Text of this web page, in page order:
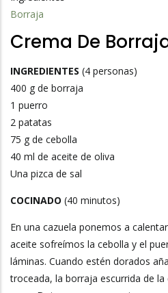
Borraja
Crema De
INGREDIENTES (4 personas)
400 g de borraja
1 puerro
2 patatas
75 g de cebolla
40 ml de aceite de oliva
Una pizca de sal
COCINADO (40 minutos)
En una cazuela ponemos a
aceite sofreímos la cebolla y el
láminas. Cuando estén dorados
troceada, la borraja escurrida de